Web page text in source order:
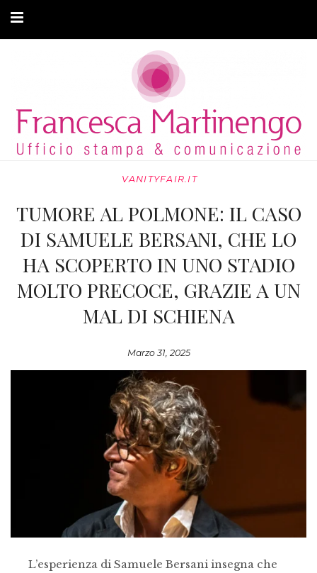
ARTICOLI
MODA ADATTIVA
PRIVACY
VANITYFAIR.IT
TUMORE AL POLMONE: IL CASO
DI SAMUELE BERSANI, CHE LO
HA SCOPERTO IN UNO STADIO
MOLTO PRECOCE, GRAZIE A UN
MAL DI SCHIENA
Marzo 31, 2025
L’esperienza di Samuele Bersani insegna che